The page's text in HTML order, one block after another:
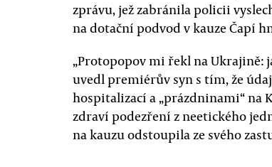
zprávu, jež zabránila policii
na dotační podvod v kauze Čapí
„Protopopov mi řekl na Ukrajině:
uvedl premiérův syn s tím, že
hospitalizací a „prázdninami“ na
zdraví podezření z neetického
na kauzu odstoupila ze svého